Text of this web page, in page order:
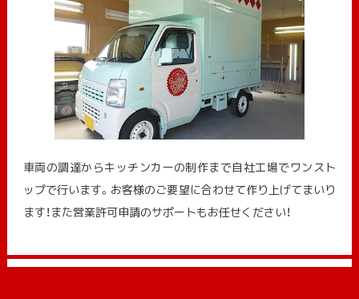
車両の調達からキッチンカーの制作まで自社工場でワンスト
ップで行います。お客様のご要望に合わせて作り上げてまいり
ます！また営業許可申請のサポートもお任せください！